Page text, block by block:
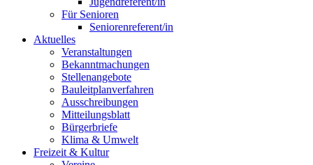
Für Senioren
Seniorenreferent/in
Aktuelles
Veranstaltungen
Bekanntmachungen
Stellenangebote
Bauleitplanverfahren
Ausschreibungen
Mitteilungsblatt
Bürgerbriefe
Klima & Umwelt
Freizeit & Kultur